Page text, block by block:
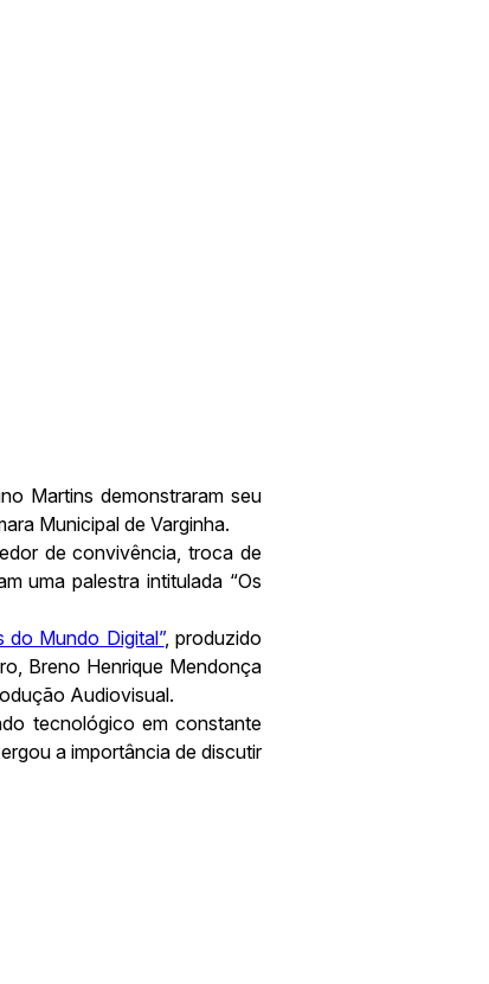
Martins demonstraram seu
Municipal de Varginha.
de convivência, troca de
uma palestra intitulada “Os
do Mundo Digital”, produzido
Breno Henrique Mendonça
Audiovisual.
tecnológico em constante
a importância de discutir